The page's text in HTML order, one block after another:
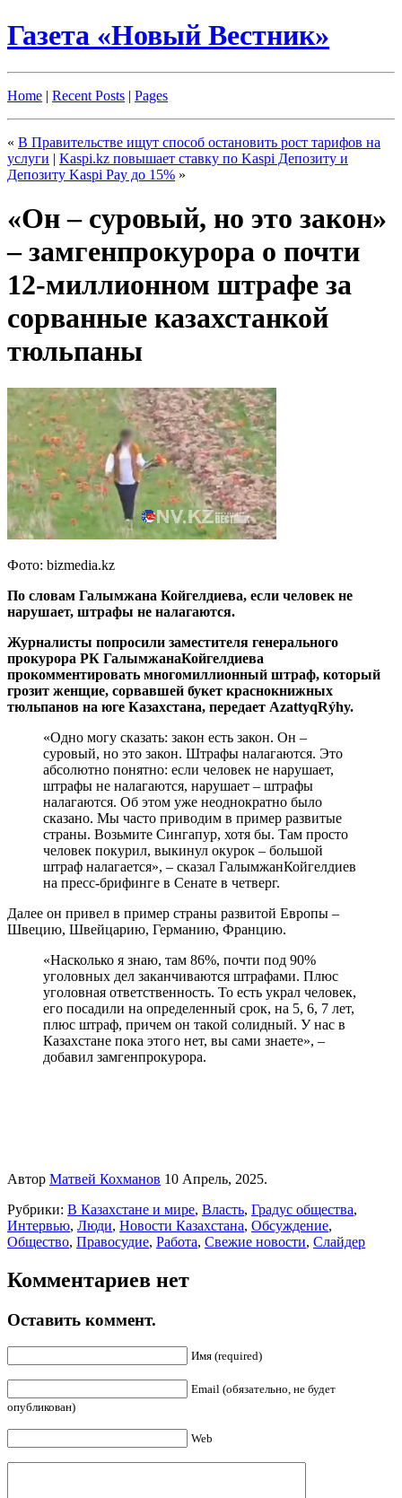
Газета «Новый Вестник»
Home | Recent Posts | Pages
« В Правительстве ищут способ остановить рост тарифов на
услуги | Kaspi.kz повышает ставку по Kaspi Депозиту и
Депозиту Kaspi Pay до 15% »
«Он – суровый, но это закон»
– замгенпрокурора о почти
12-миллионном штрафе за
сорванные казахстанкой
тюльпаны
Фото: bizmedia.kz
По словам Галымжана Койгелдиева, если человек не
нарушает, штрафы не налагаются.
Журналисты попросили заместителя генерального
прокурора РК ГалымжанаКойгелдиева
прокомментировать многомиллионный штраф, который
грозит женщие, сорвавшей букет краснокнижных
тюльпанов на юге Казахстана, передает AzattyqRýhy.
«Одно могу сказать: закон есть закон. Он –
суровый, но это закон. Штрафы налагаются. Это
абсолютно понятно: если человек не нарушает,
штрафы не налагаются, нарушает – штрафы
налагаются. Об этом уже неоднократно было
сказано. Мы часто приводим в пример развитые
страны. Возьмите Сингапур, хотя бы. Там просто
человек покурил, выкинул окурок – большой
штраф налагается», – сказал ГалымжанКойгелдиев
на пресс-брифинге в Сенате в четверг.
Далее он привел в пример страны развитой Европы –
Швецию, Швейцарию, Германию, Францию.
«Насколько я знаю, там 86%, почти под 90%
уголовных дел заканчиваются штрафами. Плюс
уголовная ответственность. То есть украл человек,
его посадили на определенный срок, на 5, 6, 7 лет,
плюс штраф, причем он такой солидный. У нас в
Казахстане пока этого нет, вы сами знаете», –
добавил замгенпрокурора.
Автор Матвей Кохманов 10 Апрель, 2025.
Рубрики: В Казахстане и мире, Власть, Градус общества,
Интервью, Люди, Новости Казахстана, Обсуждение,
Общество, Правосудие, Работа, Свежие новости, Слайдер
Комментариев нет
Оставить коммент.
Имя (required)
Email (обязательно, не будет
опубликован)
Web